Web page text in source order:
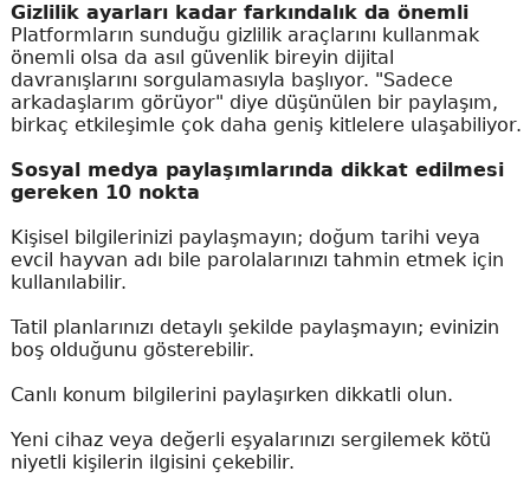
Gizlilik ayarları kadar farkındalık da önemli
Platformların sunduğu gizlilik araçlarını kullanmak
önemli olsa da asıl güvenlik bireyin dijital
davranışlarını sorgulamasıyla başlıyor. "Sadece
arkadaşlarım görüyor" diye düşünülen bir paylaşım,
birkaç etkileşimle çok daha geniş kitlelere ulaşabiliyor.
Sosyal medya paylaşımlarında dikkat edilmesi
gereken 10 nokta
Kişisel bilgilerinizi paylaşmayın; doğum tarihi veya
evcil hayvan adı bile parolalarınızı tahmin etmek için
kullanılabilir.
Tatil planlarınızı detaylı şekilde paylaşmayın; evinizin
boş olduğunu gösterebilir.
Canlı konum bilgilerini paylaşırken dikkatli olun.
Yeni cihaz veya değerli eşyalarınızı sergilemek kötü
niyetli kişilerin ilgisini çekebilir.